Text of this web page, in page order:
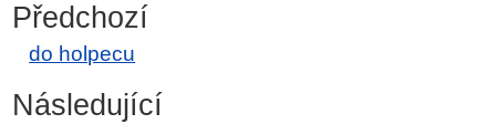
Předchozí
do holpecu
Následující